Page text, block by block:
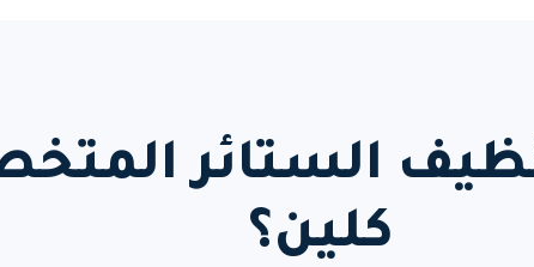
تنظيف الستائر
كلين؟